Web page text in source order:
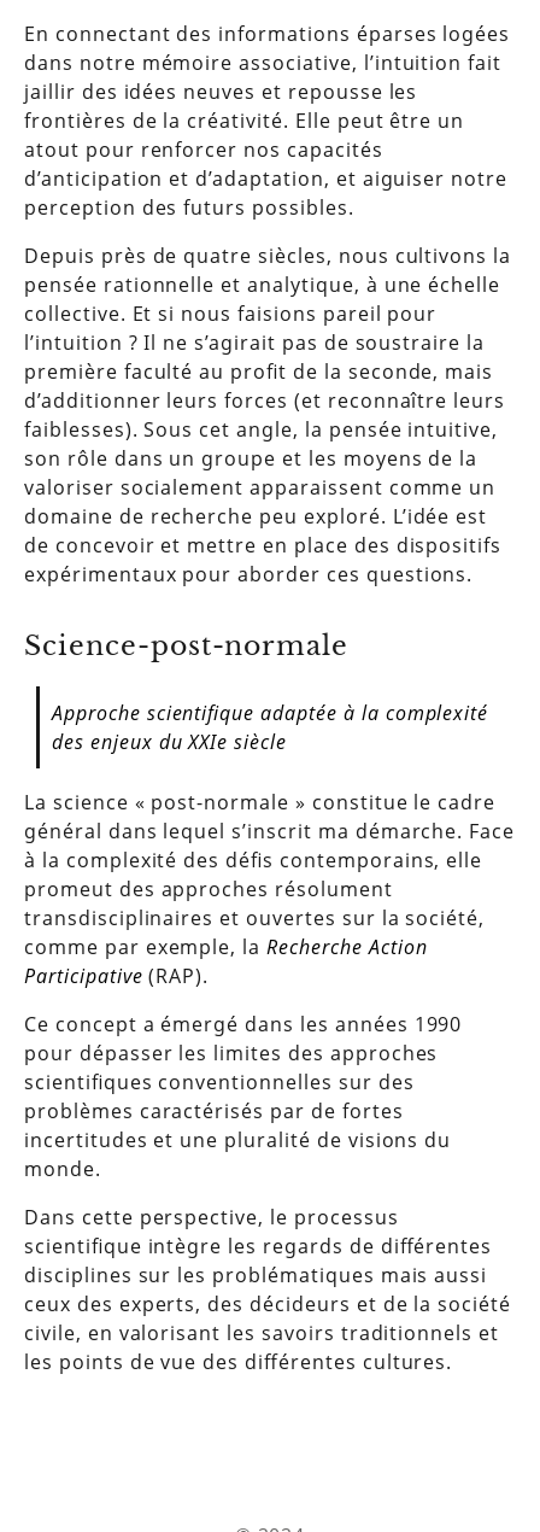
En connectant des informations éparses logées
dans notre mémoire associative, l’intuition fait
jaillir des idées neuves et repousse les
frontières de la créativité. Elle peut être un
atout pour renforcer nos capacités
d’anticipation et d’adaptation, et aiguiser notre
perception des futurs possibles.
Depuis près de quatre siècles, nous cultivons la
pensée rationnelle et analytique, à une échelle
collective. Et si nous faisions pareil pour
l’intuition ? Il ne s’agirait pas de soustraire la
première faculté au profit de la seconde, mais
d’additionner leurs forces (et reconnaître leurs
faiblesses). Sous cet angle, la pensée intuitive,
son rôle dans un groupe et les moyens de la
valoriser socialement apparaissent comme un
domaine de recherche peu exploré. L’idée est
de concevoir et mettre en place des dispositifs
expérimentaux pour aborder ces questions.
Science-post-normale
Approche scientifique adaptée à la complexité
des enjeux du XXIe siècle
La science « post-normale » constitue le cadre
général dans lequel s’inscrit ma démarche. Face
à la complexité des défis contemporains, elle
promeut des approches résolument
transdisciplinaires et ouvertes sur la société,
comme par exemple, laRecherche Action
Participative (RAP).
Ce concept a émergé dans les années 1990
pour dépasser les limites des approches
scientifiques conventionnelles sur des
problèmes caractérisés par de fortes
incertitudes et une pluralité de visions du
monde.
Dans cette perspective, le processus
scientifique intègre les regards de différentes
disciplines sur les problématiques mais aussi
ceux des experts, des décideurs et de la société
civile, en valorisant les savoirs traditionnels et
les points de vue des différentes cultures.